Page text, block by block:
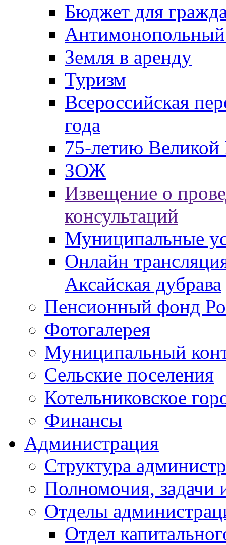
Бюджет для
Антимонопольный
Земля в аренду
Туризм
Всероссийская
года
75-летию
ЗОЖ
Извещение о
консультаций
Муниципальные
Онлайн
Аксайская дубрава
Пенсионный фонд
Фотогалерея
Муниципальный
Сельские поселения
Котельниковское
Финансы
Администрация
Структура
Полномочия, задачи
Отделы
Отдел